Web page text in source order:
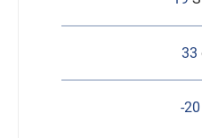
33
-20